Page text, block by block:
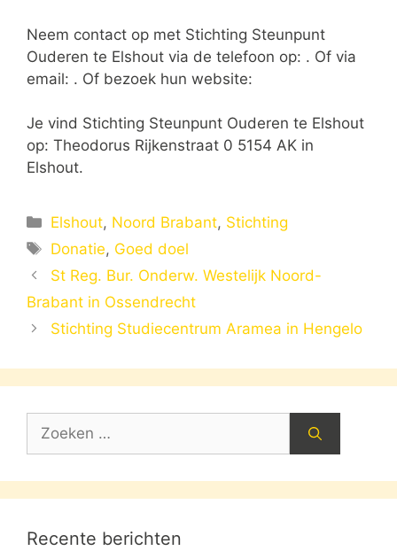
Neem contact op met Stichting Steunpunt
Ouderen te Elshout via de telefoon op: . Of via
email: . Of bezoek hun website:
Je vind Stichting Steunpunt Ouderen te Elshout
op: Theodorus Rijkenstraat 0 5154 AK in
Elshout.
Categorieën
Elshout, Noord Brabant, Stichting
Tags
Donatie, Goed doel
St Reg. Bur. Onderw. Westelijk Noord-
Brabant in Ossendrecht
Stichting Studiecentrum Aramea in Hengelo
Zoek
Recente berichten